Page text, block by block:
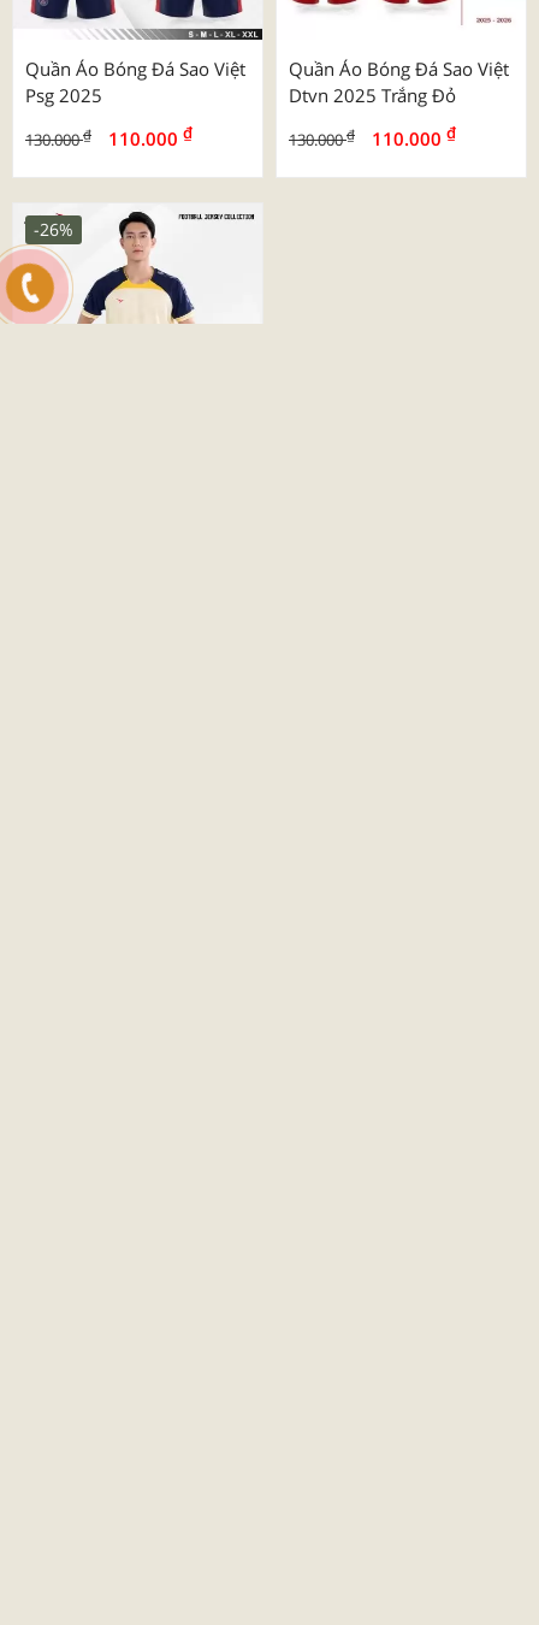
Quần Áo Bóng Đá Sao Việt
Psg 2025
130.000₫ 110.000 ₫
Quần Áo Bóng Đá Sao Việt
Dtvn 2025 Trắng Đỏ
130.000₫ 110.000 ₫
-26%